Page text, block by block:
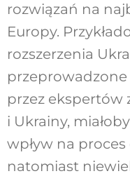
rozwiązań na
Europy.
rozszerzenia
przez ekspertów
i Ukrainy,
wpływ na proces
natomiast